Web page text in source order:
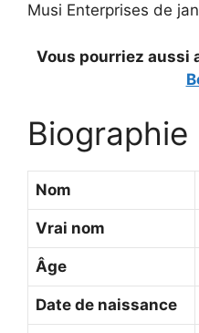
Musi Enterprises de
Vous pourriez aussi
Biographie
Nom
Vrai nom
Âge
Date de naissance